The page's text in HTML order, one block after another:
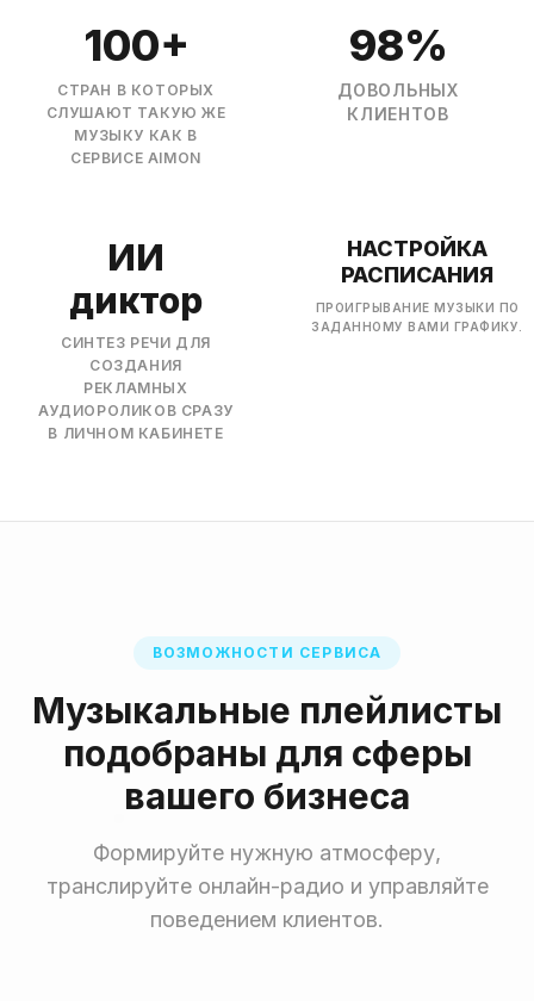
100+
СТРАН В КОТОРЫХ
СЛУШАЮТ ТАКУЮ ЖЕ
МУЗЫКУ КАК В
СЕРВИСЕ AIMON
98%
ДОВОЛЬНЫХ
КЛИЕНТОВ
ИИ
диктор
СИНТЕЗ РЕЧИ ДЛЯ
СОЗДАНИЯ
РЕКЛАМНЫХ
АУДИОРОЛИКОВ СРАЗУ
В ЛИЧНОМ КАБИНЕТЕ
НАСТРОЙКА
РАСПИСАНИЯ
ПРОИГРЫВАНИЕ МУЗЫКИ ПО
ЗАДАННОМУ ВАМИ ГРАФИКУ.
ВОЗМОЖНОСТИ СЕРВИСА
Музыкальные плейлисты
подобраны для сферы
вашего бизнеса
Формируйте нужную атмосферу,
транслируйте онлайн-радио и управляйте
поведением клиентов.